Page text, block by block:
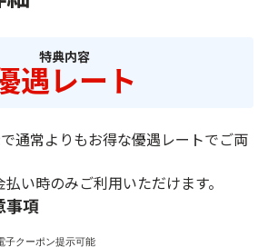
特典内容
遇レート
通常よりもお得な優遇レートでご両
い時のみご利用いただけます。
事項
子クーポン提示可能